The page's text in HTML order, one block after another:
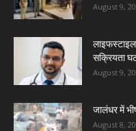
August 9,
लाइफस्टाइल
सक्रियता
August 9,
जालंधर में
August 8,